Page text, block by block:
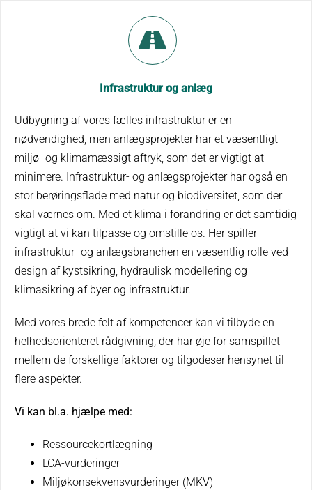
Infrastruktur og anlæg
Udbygning af vores fælles infrastruktur er en
nødvendighed, men anlægsprojekter har et væsentligt
miljø- og klimamæssigt aftryk, som det er vigtigt at
minimere. Infrastruktur- og anlægsprojekter har også en
stor berøringsflade med natur og biodiversitet, som der
skal værnes om. Med et klima i forandring er det samtidig
vigtigt at vi kan tilpasse og omstille os. Her spiller
infrastruktur- og anlægsbranchen en væsentlig rolle ved
design af kystsikring, hydraulisk modellering og
klimasikring af byer og infrastruktur.
Med vores brede felt af kompetencer kan vi tilbyde en
helhedsorienteret rådgivning, der har øje for samspillet
mellem de forskellige faktorer og tilgodeser hensynet til
flere aspekter.
Vi kan bl.a. hjælpe med:
Ressourcekortlægning
LCA-vurderinger
Miljøkonsekvensvurderinger (MKV)